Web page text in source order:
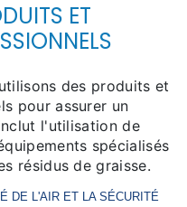
ET
des produits et
pour assurer un
l'utilisation de
spécialisés
résidus de graisse.
DE L'AIR ET LA SÉCURITÉ